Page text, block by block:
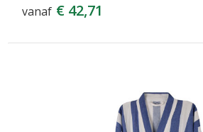
vanaf € 42,71